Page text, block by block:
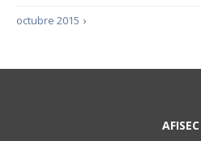
›
octubre 2015
AFISEC